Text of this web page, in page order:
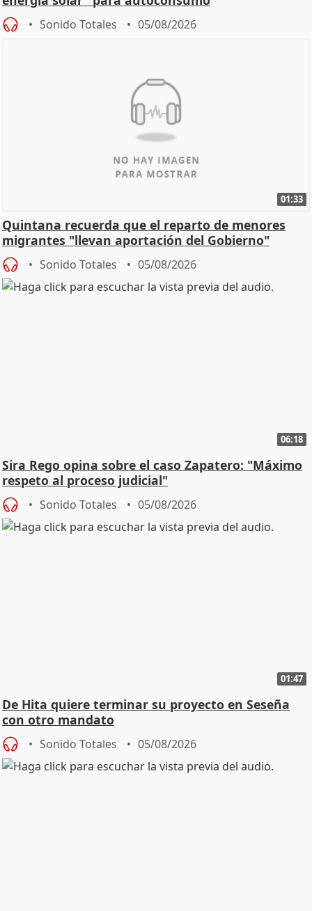
Sonido Totales 05/08/2026
01:33
Quintana recuerda que el reparto de menores
migrantes "llevan aportación del Gobierno"
central
Sonido Totales 05/08/2026
06:18
Sira Rego opina sobre el caso Zapatero: "Máximo
respeto al proceso judicial"
Sonido Totales 05/08/2026
01:47
De Hita quiere terminar su proyecto en Seseña
con otro mandato
Sonido Totales 05/08/2026